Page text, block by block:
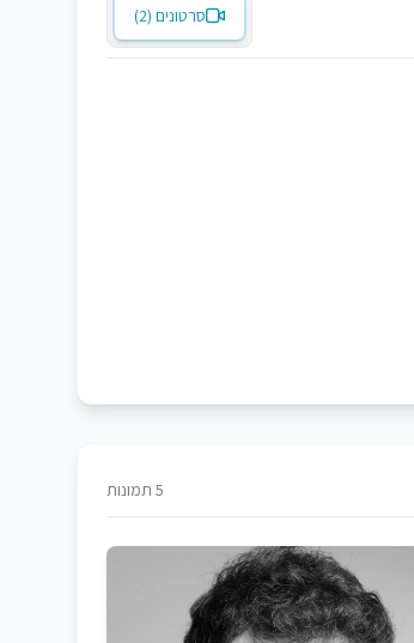
סרטונים (2)
5 תמונות